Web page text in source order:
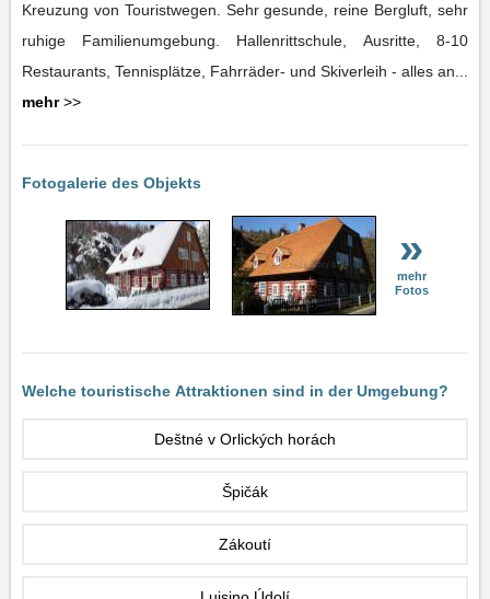
Kreuzung von Touristwegen. Sehr gesunde, reine Bergluft, sehr
ruhige Familienumgebung. Hallenrittschule, Ausritte, 8-10
Restaurants, Tennisplätze, Fahrräder- und Skiverleih - alles an...
mehr>>
Fotogalerie des Objekts
»
mehr
Fotos
Welche touristische Attraktionen sind in der Umgebung?
Deštné v Orlických horách
Špičák
Zákoutí